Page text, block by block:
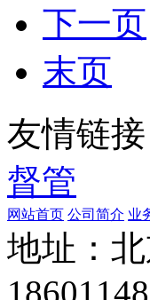
下一页
末页
友情链接
督管
网站首页 公司简介 业
地址：